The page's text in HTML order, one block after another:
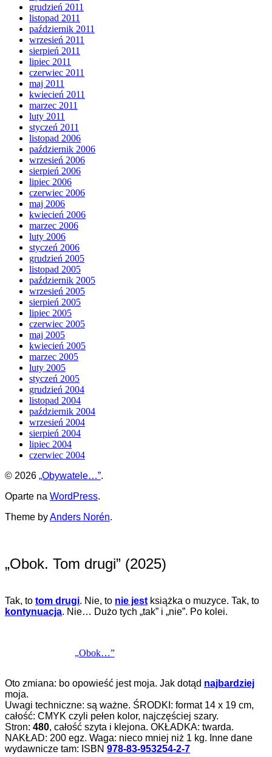
grudzień 2011
listopad 2011
październik 2011
wrzesień 2011
sierpień 2011
lipiec 2011
czerwiec 2011
maj 2011
kwiecień 2011
marzec 2011
luty 2011
styczeń 2011
listopad 2006
październik 2006
wrzesień 2006
sierpień 2006
lipiec 2006
czerwiec 2006
maj 2006
kwiecień 2006
marzec 2006
luty 2006
styczeń 2006
grudzień 2005
listopad 2005
październik 2005
wrzesień 2005
sierpień 2005
lipiec 2005
czerwiec 2005
maj 2005
kwiecień 2005
marzec 2005
luty 2005
styczeń 2005
grudzień 2004
listopad 2004
październik 2004
wrzesień 2004
sierpień 2004
lipiec 2004
czerwiec 2004
© 2026 „Obywatele…”.
Oparte na WordPress.
Theme byAnders Norén.
„Obok. Tom drugi” (2025)
Tak, to tom drugi. Nie, to nie jest książka o muzyce. Tak, to
kontynuacja. Nie… Dużo tych „tak” i „nie”. Po kolei.
„Obok…”
Oto zmiana: bo opowieść jest moja. Jak dotąd najbardziej
moja.
Uwagi techniczne: są ważne. ŚRODKI: format 14 x 19 cm,
całość: CMYK czyli pełen kolor, najczęściej szary.
Stron: 480, całość szyta i klejona. OKŁADKA: twarda.
NAKŁAD: 200 egz. Waga: nieco mniej niż 1 kg. Inne dane
wydawnicze tam: ISBN 978-83-953254-2-7